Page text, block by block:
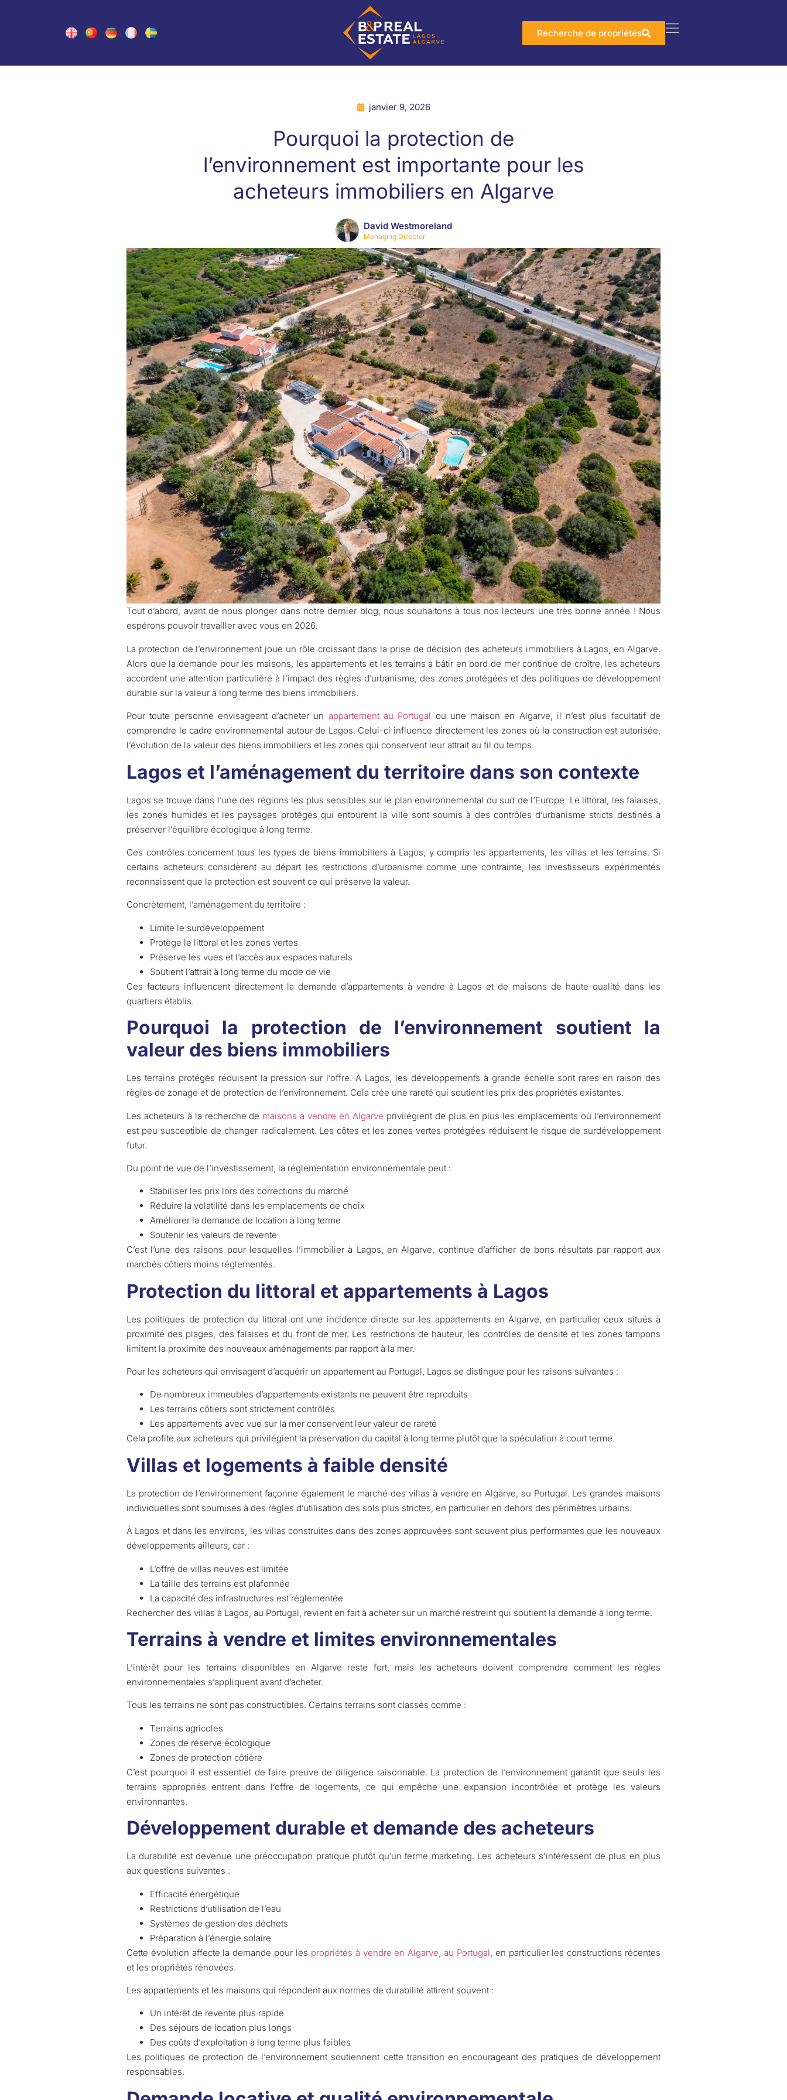
Recherche de propriétés
janvier 9, 2026
Pourquoi la protection de
l’environnement est importante pour les
acheteurs immobiliers en Algarve
David Westmoreland
Managing Director
Tout d’abord, avant de nous plonger dans notre dernier blog, nous souhaitons à tous nos lecteurs une très bonne année ! Nous
espérons pouvoir travailler avec vous en 2026.
La protection de l’environnement joue un rôle croissant dans la prise de décision des acheteurs immobiliers à Lagos, en Algarve.
Alors que la demande pour les maisons, les appartements et les terrains à bâtir en bord de mer continue de croître, les acheteurs
accordent une attention particulière à l’impact des règles d’urbanisme, des zones protégées et des politiques de développement
durable sur la valeur à long terme des biens immobiliers.
Pour toute personne envisageant d’acheter un appartement au Portugal ou une maison en Algarve, il n’est plus facultatif de
comprendre le cadre environnemental autour de Lagos. Celui-ci influence directement les zones où la construction est autorisée,
l’évolution de la valeur des biens immobiliers et les zones qui conservent leur attrait au fil du temps.
Lagos et l’aménagement du territoire dans son contexte
Lagos se trouve dans l’une des régions les plus sensibles sur le plan environnemental du sud de l’Europe. Le littoral, les falaises,
les zones humides et les paysages protégés qui entourent la ville sont soumis à des contrôles d’urbanisme stricts destinés à
préserver l’équilibre écologique à long terme.
Ces contrôles concernent tous les types de biens immobiliers à Lagos, y compris les appartements, les villas et les terrains. Si
certains acheteurs considèrent au départ les restrictions d’urbanisme comme une contrainte, les investisseurs expérimentés
reconnaissent que la protection est souvent ce qui préserve la valeur.
Concrètement, l’aménagement du territoire :
Limite le surdéveloppement
Protège le littoral et les zones vertes
Préserve les vues et l’accès aux espaces naturels
Soutient l’attrait à long terme du mode de vie
Ces facteurs influencent directement la demande d’appartements à vendre à Lagos et de maisons de haute qualité dans les
quartiers établis.
Pourquoi la protection de l’environnement soutient la
valeur des biens immobiliers
Les terrains protégés réduisent la pression sur l’offre. À Lagos, les développements à grande échelle sont rares en raison des
règles de zonage et de protection de l’environnement. Cela crée une rareté qui soutient les prix des propriétés existantes.
Les acheteurs à la recherche de maisons à vendre en Algarve privilégient de plus en plus les emplacements où l’environnement
est peu susceptible de changer radicalement. Les côtes et les zones vertes protégées réduisent le risque de surdéveloppement
futur.
Du point de vue de l’investissement, la réglementation environnementale peut :
Stabiliser les prix lors des corrections du marché
Réduire la volatilité dans les emplacements de choix
Améliorer la demande de location à long terme
Soutenir les valeurs de revente
C’est l’une des raisons pour lesquelles l’immobilier à Lagos, en Algarve, continue d’afficher de bons résultats par rapport aux
marchés côtiers moins réglementés.
Protection du littoral et appartements à Lagos
Les politiques de protection du littoral ont une incidence directe sur les appartements en Algarve, en particulier ceux situés à
proximité des plages, des falaises et du front de mer. Les restrictions de hauteur, les contrôles de densité et les zones tampons
limitent la proximité des nouveaux aménagements par rapport à la mer.
Pour les acheteurs qui envisagent d’acquérir un appartement au Portugal, Lagos se distingue pour les raisons suivantes :
De nombreux immeubles d’appartements existants ne peuvent être reproduits
Les terrains côtiers sont strictement contrôlés
Les appartements avec vue sur la mer conservent leur valeur de rareté
Cela profite aux acheteurs qui privilégient la préservation du capital à long terme plutôt que la spéculation à court terme.
Villas et logements à faible densité
La protection de l’environnement façonne également le marché des villas à vendre en Algarve, au Portugal. Les grandes maisons
individuelles sont soumises à des règles d’utilisation des sols plus strictes, en particulier en dehors des périmètres urbains.
À Lagos et dans les environs, les villas construites dans des zones approuvées sont souvent plus performantes que les nouveaux
développements ailleurs, car :
L’offre de villas neuves est limitée
La taille des terrains est plafonnée
La capacité des infrastructures est réglementée
Rechercher des villas à Lagos, au Portugal, revient en fait à acheter sur un marché restreint qui soutient la demande à long terme.
Terrains à vendre et limites environnementales
L’intérêt pour les terrains disponibles en Algarve reste fort, mais les acheteurs doivent comprendre comment les règles
environnementales s’appliquent avant d’acheter.
Tous les terrains ne sont pas constructibles. Certains terrains sont classés comme :
Terrains agricoles
Zones de réserve écologique
Zones de protection côtière
C’est pourquoi il est essentiel de faire preuve de diligence raisonnable. La protection de l’environnement garantit que seuls les
terrains appropriés entrent dans l’offre de logements, ce qui empêche une expansion incontrôlée et protège les valeurs
environnantes.
Développement durable et demande des acheteurs
La durabilité est devenue une préoccupation pratique plutôt qu’un terme marketing. Les acheteurs s’intéressent de plus en plus
aux questions suivantes :
Efficacité énergétique
Restrictions d’utilisation de l’eau
Systèmes de gestion des déchets
Préparation à l’énergie solaire
Cette évolution affecte la demande pour les propriétés à vendre en Algarve, au Portugal , en particulier les constructions récentes
et les propriétés rénovées.
Les appartements et les maisons qui répondent aux normes de durabilité attirent souvent :
Un intérêt de revente plus rapide
Des séjours de location plus longs
Des coûts d’exploitation à long terme plus faibles
Les politiques de protection de l’environnement soutiennent cette transition en encourageant des pratiques de développement
responsables.